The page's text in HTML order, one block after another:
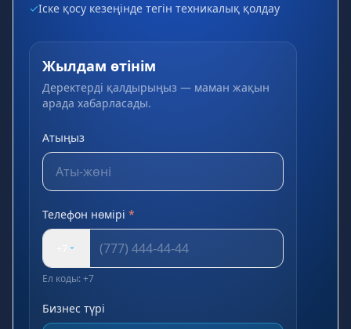
✓Іске қосу кезеңінде тегін техникалық қолдау
Жылдам өтінім
Деректерді қалдырыңыз — маман жақын
арада хабарласады.
Атыңыз
Телефон нөмірі *
Ел коды: +7
Бизнес түрі